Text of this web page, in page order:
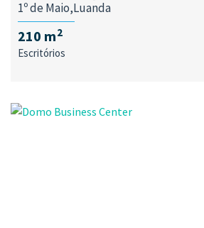
1º de Maio,Luanda
210 m2
Escritórios